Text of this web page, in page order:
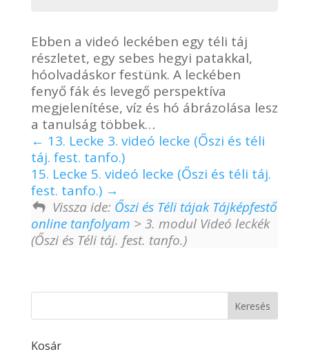
Ebben a videó leckében egy téli táj
részletet, egy sebes hegyi patakkal,
hóolvadáskor festünk. A leckében
fenyő fák és levegő perspektíva
megjelenítése, víz és hó ábrázolása lesz
a tanulság többek…
13. Lecke 3. videó lecke (Őszi és téli
táj. fest. tanfo.)
15. Lecke 5. videó lecke (Őszi és téli táj.
fest. tanfo.)
Vissza ide: Őszi és Téli tájak Tájképfestő
online tanfolyam > 3. modul Videó leckék
(Őszi és Téli táj. fest. tanfo.)
Kosár